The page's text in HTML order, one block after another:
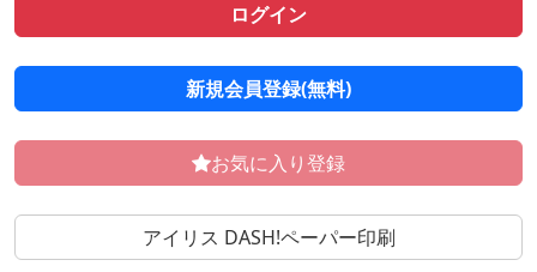
ログイン
新規会員登録(無料)
お気に入り登録
アイリス DASH!ペーパー印刷